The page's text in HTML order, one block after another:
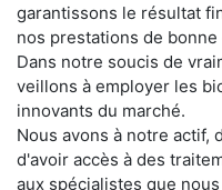
garantissons le résultat
nos prestations de bonne
Dans notre soucis de
veillons à employer les
innovants du marché.
Nous avons à notre actif,
d'avoir accès à des
aux spécialistes que